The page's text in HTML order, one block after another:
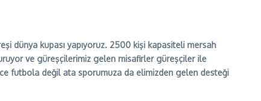
dünya kupası yapıyoruz. 2500 kişi kapasiteli mersah
ve güreşçilerimiz gelen misafirler güreşçiler ile
futbola değil ata sporumuza da elimizden gelen desteği